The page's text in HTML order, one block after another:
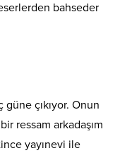
bahseder
güne çıkıyor. Onun
ressam arkadaşım
yayınevi ile